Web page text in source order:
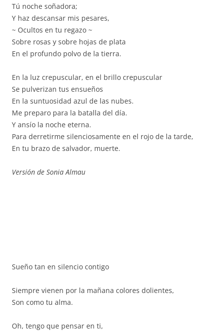
Tú noche soñadora;
Y haz descansar mis pesares,
~ Ocultos en tu regazo ~
Sobre rosas y sobre hojas de plata
En el profundo polvo de la tierra.
En la luz crepuscular, en el brillo crepuscular
Se pulverizan tus ensueños
En la suntuosidad azul de las nubes.
Me preparo para la batalla del día.
Y ansío la noche eterna.
Para derretirme silenciosamente en el rojo de la tarde,
En tu brazo de salvador, muerte.
Versión de Sonia Almau
Sueño tan en silencio contigo
Siempre vienen por la mañana colores dolientes,
Son como tu alma.
Oh, tengo que pensar en ti,